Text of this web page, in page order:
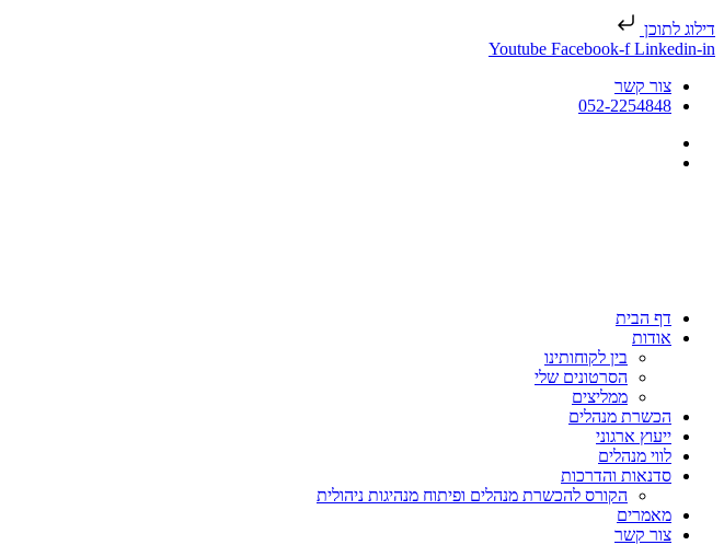
דילוג לתוכן
Youtube Facebook-f Linkedin-in
צור קשר
052-2254848
דף הבית
אודות
בין לקוחותינו
הסרטונים שלי
ממליצים
הכשרת מנהלים
ייעוץ ארגוני
לווי מנהלים
סדנאות והדרכות
הקורס להכשרת מנהלים ופיתוח מנהיגות ניהולית
מאמרים
צור קשר